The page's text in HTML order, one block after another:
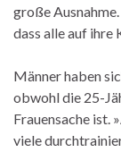
große
dass alle auf ihre
Männer haben
obwohl die 25-
Frauensache ist.
viele